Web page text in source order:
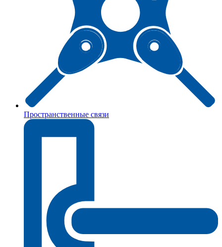
Пространственные связи